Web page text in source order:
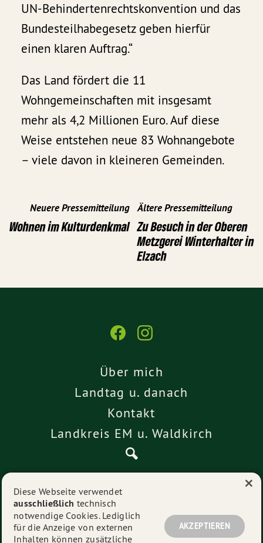
UN-Behindertenrechtskonvention und das
Bundesteilhabegesetz geben hierfür
einen klaren Auftrag.“
Das Land fördert die 11
Wohngemeinschaften mit insgesamt
mehr als 4,2 Millionen Euro. Auf diese
Weise entstehen neue 83 Wohnangebote
– viele davon in kleineren Gemeinden.
Neuere Pressemitteilung
Wohnen im Kulturdenkmal
Ältere Pressemitteilung
Zu Besuch in der Oberen
Metzgerei Winterhalter in
Elzach
Über mich
Landtag u. danach
Kontakt
Landkreis EM u. Waldkirch
Impressum
Datenschutz
Diese Webseite verwendet
ausschließlich technisch
notwendige Cookies. Lediglich
für die Anzeige von externen
Inhalten können zusätzliche
AKZEPTIEREN
×